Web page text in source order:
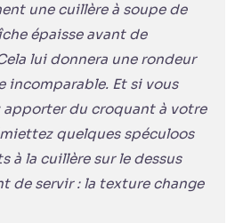
une cuillère à soupe de
épaisse avant de
lui donnera une rondeur
incomparable. Et si vous
apporter du croquant à votre
quelques spéculoos
à la cuillère sur le dessus
de servir : la texture change